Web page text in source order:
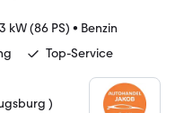
kW (86 PS) • Benzin
Top-Service
)